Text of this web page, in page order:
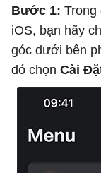
Bước 1: Trong
iOS, bạn hãy
góc dưới bên
đó chọn Cài